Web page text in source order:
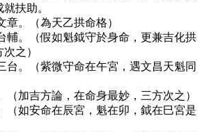
扶助。
章。（為天乙拱命格）
輔。（假如魁鉞守於身命，更兼吉化拱
之）
台。（紫微守命在午宮，遇文昌天魁同
（加吉方論，在命身最妙，三方次之）
（如安命在辰宮，魁在卯，鉞在巳宮是